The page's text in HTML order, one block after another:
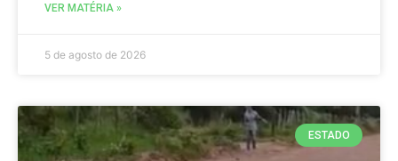
VER MATÉRIA »
5 de agosto de 2026
ESTADO